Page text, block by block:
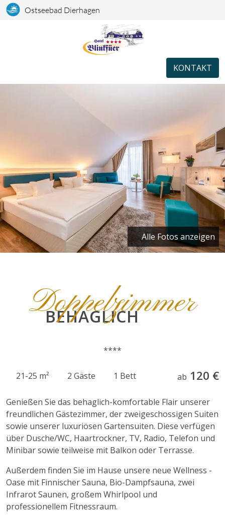
Ostseebad Dierhagen
KONTAKT
Alle Fotos anzeigen
Doppelzimmer
BEHAGLICH
21-25 m² 2 Gäste 1 Bett ab 120 €
Genießen Sie das behaglich-komfortable Flair unserer
freundlichen Gästezimmer, der zweigeschossigen Suiten
sowie unserer luxuriösen Gartensuiten. Diese verfügen
über Dusche/WC, Haartrockner, TV, Radio, Telefon und
Minibar sowie teilweise mit Balkon oder Terrasse.
Außerdem finden Sie im Hause unsere neue Wellness -
Oase mit Finnischer Sauna, Bio-Dampfsauna, zwei
Infrarot Saunen, großem Whirlpool und
professionellem Fitnessraum.